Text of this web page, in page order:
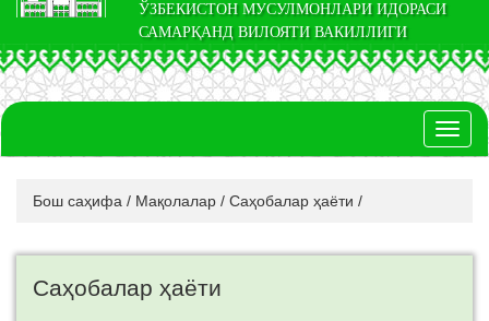
ЎЗБЕКИСТОН МУСУЛМОНЛАРИ ИДОРАСИ
САМАРҚАНД ВИЛОЯТИ ВАКИЛЛИГИ
Бош саҳифа / Мақолалар / Саҳобалар ҳаёти /
Саҳобалар ҳаёти